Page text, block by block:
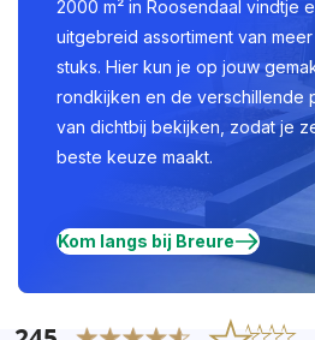
2000 m² in Roosendaal vindtje
uitgebreid assortiment van
stuks. Hier kun je op jouw
rondkijken en de verschillende
van dichtbij bekijken, zodat je
beste keuze maakt.
Kom langs bij Breure